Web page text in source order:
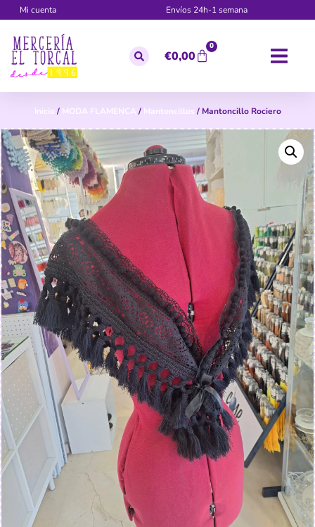
Mi cuenta Envíos 24h-1 semana
€0,00
0
Inicio / MODA FLAMENCA / Mantoncillos / Mantoncillo Rociero